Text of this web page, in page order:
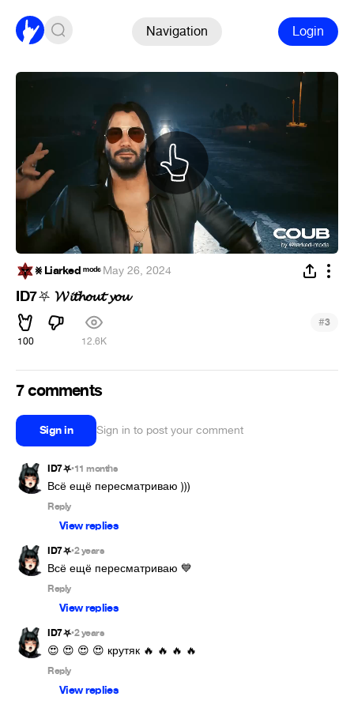
Navigation Login
⨳ Liarked ᵐᵒᵈᵉ·May 26, 2024
ID7⛧ 𝓦𝓲𝓽𝓱𝓸𝓾𝓽 𝔂𝓸𝓾
100 12.6K
#3
7 comments
Sign in Sign in to post your comment
ID7⛧•11 months
Всё ещё пересматриваю )))
Reply
View replies
ID7⛧•2 years
Всё ещё пересматриваю 💙
Reply
View replies
ID7⛧•2 years
😍 😍 😍 😍 крутяк 🔥 🔥 🔥 🔥
Reply
View replies